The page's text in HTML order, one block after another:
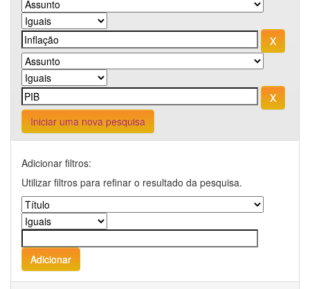
Iniciar uma nova pesquisa
Adicionar filtros:
Utilizar filtros para refinar o resultado da pesquisa.